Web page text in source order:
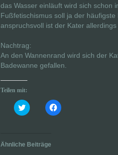
das Wasser einläuft wird sich schon
Fußfetischismus soll ja der
anspruchsvoll ist der Kater allerdings
Nachtrag:
An den Wannenrand wird sich der
Badewanne gefallen.
Teilen mit:
K
l
u
m
K
l
Ähnliche Beiträge